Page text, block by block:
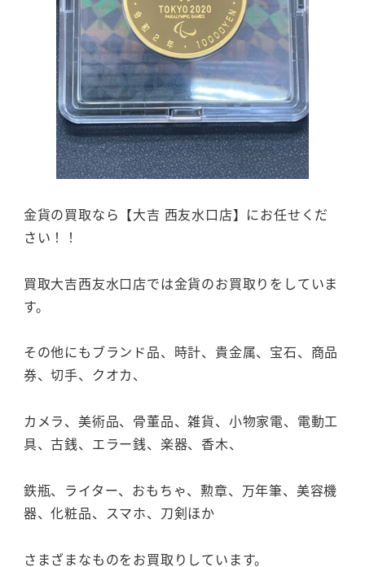
金貨の買取なら【大吉 西友水口店】にお任せくだ
さい！！
買取大吉西友水口店では金貨のお買取りをしていま
す。
その他にもブランド品、時計、貴金属、宝石、商品
券、切手、クオカ、
カメラ、美術品、骨董品、雑貨、小物家電、電動工
具、古銭、エラー銭、楽器、香木、
鉄瓶、ライター、おもちゃ、勲章、万年筆、美容機
器、化粧品、スマホ、刀剣ほか
さまざまなものをお買取りしています。